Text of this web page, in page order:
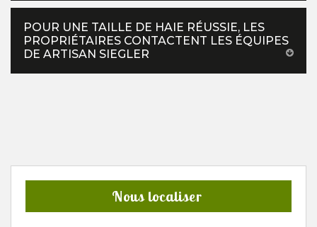
POUR UNE TAILLE DE HAIE RÉUSSIE, LES
PROPRIÉTAIRES CONTACTENT LES ÉQUIPES
DE ARTISAN SIEGLER
Nous localiser